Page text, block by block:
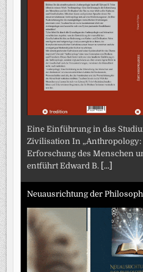
Eine Einführung in das
Zivilisation In
Erforschung des Menschen
entführt Edward B. [...]
Neuausrichtung der